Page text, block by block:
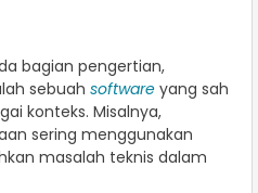
bagian pengertian,
sebuah software yang sah
konteks. Misalnya,
sering menggunakan
masalah teknis dalam